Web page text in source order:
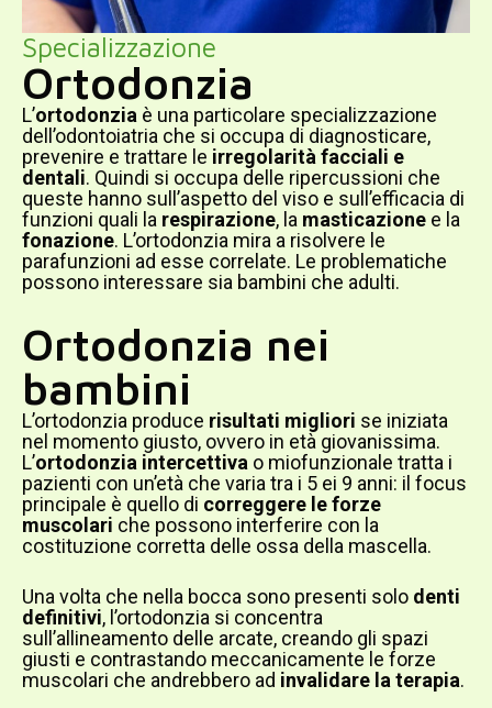
Specializzazione
Ortodonzia
L’ortodonzia è una particolare specializzazione
dell’odontoiatria che si occupa di diagnosticare,
prevenire e trattare le irregolarità facciali e
dentali. Quindi si occupa delle ripercussioni che
queste hanno sull’aspetto del viso e sull’efficacia di
funzioni quali la respirazione, la masticazione e la
fonazione. L’ortodonzia mira a risolvere le
parafunzioni ad esse correlate. Le problematiche
possono interessare sia bambini che adulti.
Ortodonzia nei
bambini
L’ortodonzia produce risultati migliori se iniziata
nel momento giusto, ovvero in età giovanissima.
L’ortodonzia intercettiva o miofunzionale tratta i
pazienti con un’età che varia tra i 5 ei 9 anni: il focus
principale è quello di correggere le forze
muscolari che possono interferire con la
costituzione corretta delle ossa della mascella.
Una volta che nella bocca sono presenti solo denti
definitivi, l’ortodonzia si concentra
sull’allineamento delle arcate, creando gli spazi
giusti e contrastando meccanicamente le forze
muscolari che andrebbero ad invalidare la terapia.